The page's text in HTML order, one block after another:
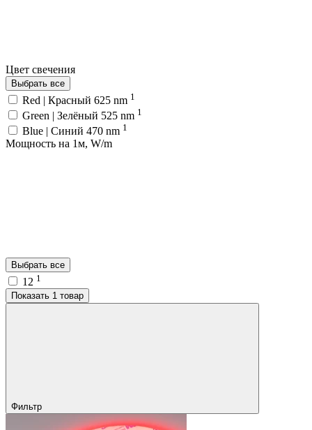
Цвет свечения
Выбрать все
Red | Красный 625 nm 1
Green | Зелёный 525 nm 1
Blue | Синий 470 nm 1
Мощность на 1м, W/m
Выбрать все
12 1
Показать 1 товар
Фильтр